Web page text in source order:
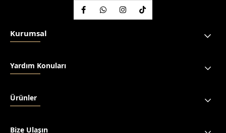
Kurumsal
Yardım Konuları
Ürünler
Bize Ulaşın